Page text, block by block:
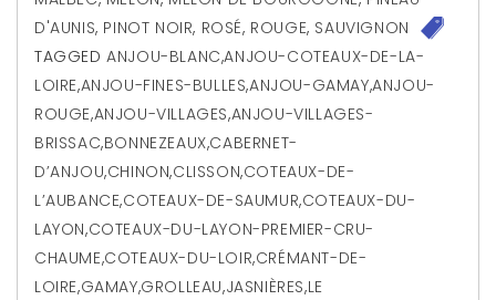
D'AUNIS, PINOT NOIR, ROSÉ, ROUGE, SAUVIGNON
TAGGEDANJOU-BLANC,ANJOU-COTEAUX-DE-LA-
LOIRE,ANJOU-FINES-BULLES,ANJOU-GAMAY,ANJOU-
ROUGE,ANJOU-VILLAGES,ANJOU-VILLAGES-
BRISSAC,BONNEZEAUX,CABERNET-
D’ANJOU,CHINON,CLISSON,COTEAUX-DE-
L’AUBANCE,COTEAUX-DE-SAUMUR,COTEAUX-DU-
LAYON,COTEAUX-DU-LAYON-PREMIER-CRU-
CHAUME,COTEAUX-DU-LOIR,CRÉMANT-DE-
LOIRE,GAMAY,GROLLEAU,JASNIÈRES,LE